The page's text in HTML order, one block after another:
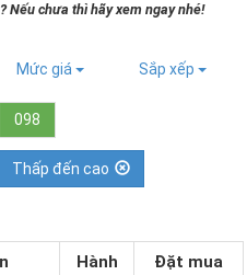
Nếu chưa thì hãy xem ngay nhé!
Mức giá Sắp xếp
098
Thấp đến cao
Hành Đặt mua